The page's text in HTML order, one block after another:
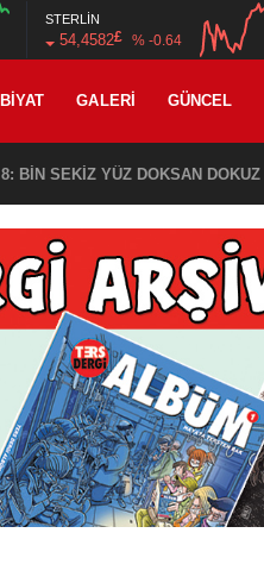
STERLİN
54,4582£ % -0.64
GALERI GÜNCEL
BİN SEKİZ YÜZ DOKSAN DOKUZ